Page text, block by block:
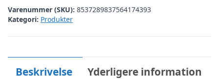
Varenummer (SKU): 8537289837564174393
Kategori: Produkter
Beskrivelse Yderligere information